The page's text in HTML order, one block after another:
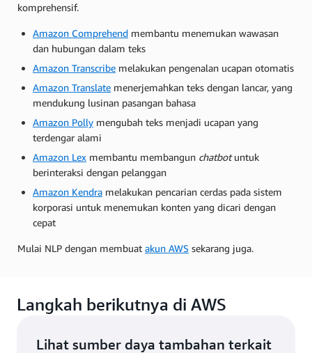
komprehensif.
Amazon Comprehend membantu menemukan wawasan
dan hubungan dalam teks
Amazon Transcribe melakukan pengenalan ucapan otomatis
Amazon Translate menerjemahkan teks dengan lancar, yang
mendukung lusinan pasangan bahasa
Amazon Polly mengubah teks menjadi ucapan yang
terdengar alami
Amazon Lex membantu membangun chatbotuntuk
berinteraksi dengan pelanggan
Amazon Kendra melakukan pencarian cerdas pada sistem
korporasi untuk menemukan konten yang dicari dengan
cepat
Mulai NLP dengan membuat akun AWS sekarang juga.
Langkah berikutnya di AWS
Lihat sumber daya tambahan terkait